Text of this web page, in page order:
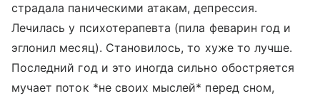
страдала паническими атакам, депрессия.
Лечилась у психотерапевта (пила феварин год и
эглонил месяц). Становилось, то хуже то лучше.
Последний год и это иногда сильно обостряется
мучает поток *не своих мыслей* перед сном,